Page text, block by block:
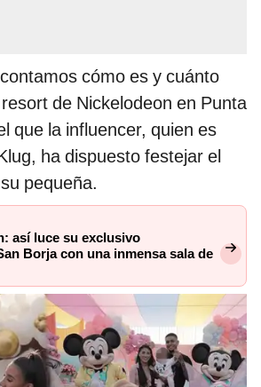
cómo es y cuánto
de Nickelodeon en Punta
que la influencer, quien es
ha dispuesto festejar el
pequeña.
así luce su exclusivo
Borja con una inmensa sala de